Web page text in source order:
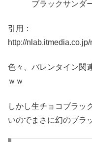
ブラックサンダ
引用：
http://
色々、バレンタイン関
ｗｗ
しかし生チョコブラッ
いのでまさに幻のブラ